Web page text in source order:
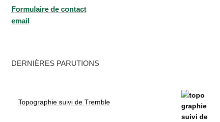
Formu­laire de contact
email
DERNIÈRES PARUTIONS
Topographie suivi de Tremble